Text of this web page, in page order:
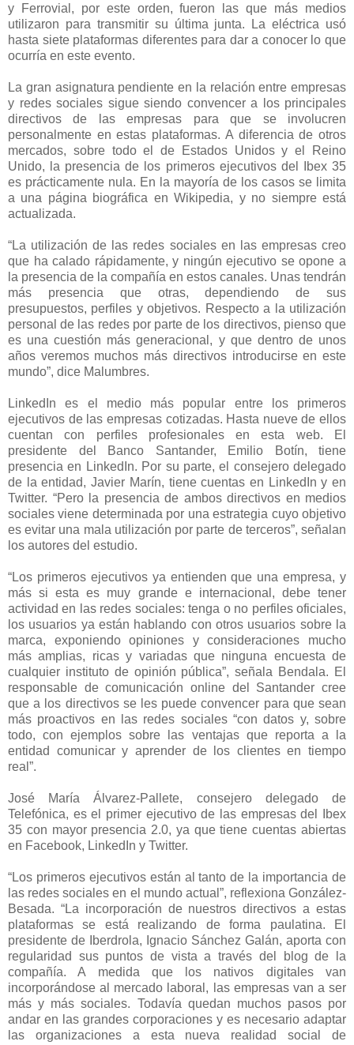
y Ferrovial, por este orden, fueron las que más medios
utilizaron para transmitir su última junta. La eléctrica usó
hasta siete plataformas diferentes para dar a conocer lo que
ocurría en este evento.
La gran asignatura pendiente en la relación entre empresas
y redes sociales sigue siendo convencer a los principales
directivos de las empresas para que se involucren
personalmente en estas plataformas. A diferencia de otros
mercados, sobre todo el de Estados Unidos y el Reino
Unido, la presencia de los primeros ejecutivos del Ibex 35
es prácticamente nula. En la mayoría de los casos se limita
a una página biográfica en Wikipedia, y no siempre está
actualizada.
“La utilización de las redes sociales en las empresas creo
que ha calado rápidamente, y ningún ejecutivo se opone a
la presencia de la compañía en estos canales. Unas tendrán
más presencia que otras, dependiendo de sus
presupuestos, perfiles y objetivos. Respecto a la utilización
personal de las redes por parte de los directivos, pienso que
es una cuestión más generacional, y que dentro de unos
años veremos muchos más directivos introducirse en este
mundo”, dice Malumbres.
LinkedIn es el medio más popular entre los primeros
ejecutivos de las empresas cotizadas. Hasta nueve de ellos
cuentan con perfiles profesionales en esta web. El
presidente del Banco Santander, Emilio Botín, tiene
presencia en LinkedIn. Por su parte, el consejero delegado
de la entidad, Javier Marín, tiene cuentas en LinkedIn y en
Twitter. “Pero la presencia de ambos directivos en medios
sociales viene determinada por una estrategia cuyo objetivo
es evitar una mala utilización por parte de terceros”, señalan
los autores del estudio.
“Los primeros ejecutivos ya entienden que una empresa, y
más si esta es muy grande e internacional, debe tener
actividad en las redes sociales: tenga o no perfiles oficiales,
los usuarios ya están hablando con otros usuarios sobre la
marca, exponiendo opiniones y consideraciones mucho
más amplias, ricas y variadas que ninguna encuesta de
cualquier instituto de opinión pública”, señala Bendala. El
responsable de comunicación online del Santander cree
que a los directivos se les puede convencer para que sean
más proactivos en las redes sociales “con datos y, sobre
todo, con ejemplos sobre las ventajas que reporta a la
entidad comunicar y aprender de los clientes en tiempo
real”.
José María Álvarez-Pallete, consejero delegado de
Telefónica, es el primer ejecutivo de las empresas del Ibex
35 con mayor presencia 2.0, ya que tiene cuentas abiertas
en Facebook, LinkedIn y Twitter.
“Los primeros ejecutivos están al tanto de la importancia de
las redes sociales en el mundo actual”, reflexiona González-
Besada. “La incorporación de nuestros directivos a estas
plataformas se está realizando de forma paulatina. El
presidente de Iberdrola, Ignacio Sánchez Galán, aporta con
regularidad sus puntos de vista a través del blog de la
compañía. A medida que los nativos digitales van
incorporándose al mercado laboral, las empresas van a ser
más y más sociales. Todavía quedan muchos pasos por
andar en las grandes corporaciones y es necesario adaptar
las organizaciones a esta nueva realidad social de